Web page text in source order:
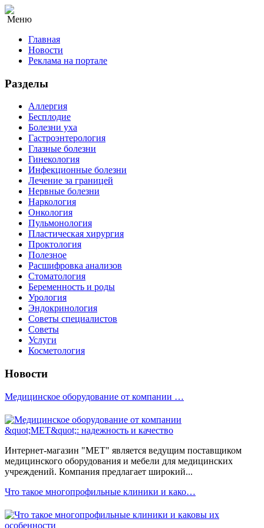
Меню
Главная
Новости
Реклама на портале
Разделы
Аллергия
Бесплодие
Болезни уха
Гастроэнтерология
Глазные болезни
Гинекология
Инфекционные болезни
Лечение за границей
Нервные болезни
Наркология
Онкология
Пульмонология
Пластическая хирургия
Проктология
Полезное
Расшифровка анализов
Стоматология
Беременность и роды
Урология
Эндокринология
Советы специалистов
Советы
Услуги
Косметология
Новости
Медицинское оборудование от компании …
Интернет-магазин "МЕТ" является ведущим поставщиком
медицинского оборудования и мебели для медицинских
учреждений. Компания предлагает широкий...
Что такое многопрофильные клиники и како…